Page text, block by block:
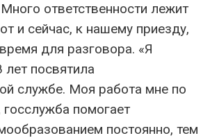
ответственности лежит
и сейчас, к нашему приезду,
для разговора. «Я
лет посвятила
службе. Моя работа мне по
помогает
постоянно, тем